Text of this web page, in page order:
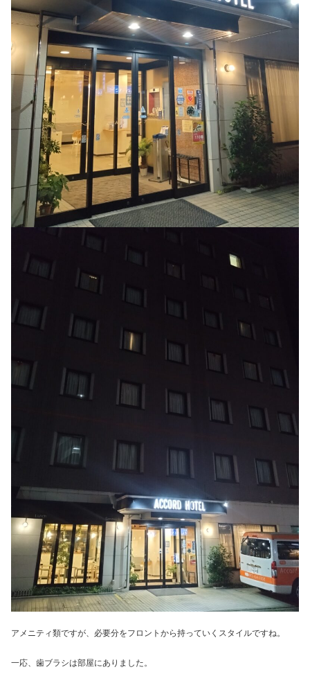
アメニティ類ですが、必要分をフロントから持っていくスタイルですね。
一応、歯ブラシは部屋にありました。